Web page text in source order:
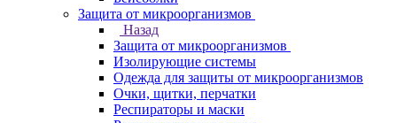
Защита от микроорганизмов
Назад
Защита от микроорганизмов
Изолирующие системы
Одежда для защиты от микроорганизмов
Очки, щитки, перчатки
Респираторы и маски